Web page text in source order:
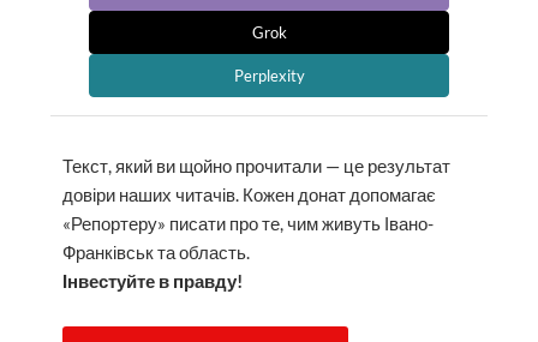
Grok
Perplexity
Текст, який ви щойно прочитали — це результат
довіри наших читачів. Кожен донат допомагає
«Репортеру» писати про те, чим живуть Івано-
Франківськ та область.
Інвестуйте в правду!